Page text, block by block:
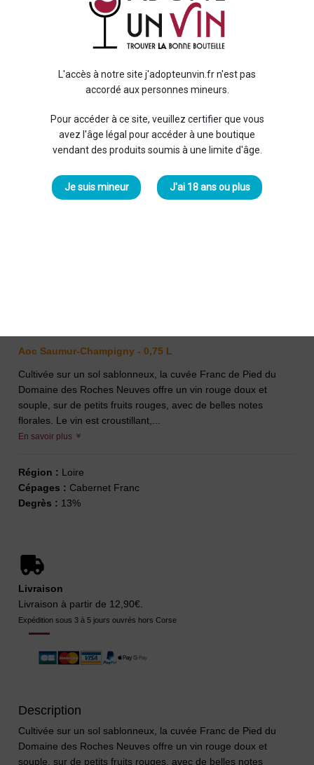
L'accès à notre site j'adopteunvin.fr n'est pas
accordé aux personnes mineurs.
Pour accéder à ce site, veuillez certifier que vous
avez l'âge légal pour accéder à une boutique
vendant des produits soumis à une limite d'âge.
Je suis mineur J'ai 18 ans ou plus
Aoc Saumur-Champigny - 0,75 L
Cultivée sur un sol sablonneux, la cuvée Franc de Pied du
Domaine des Roches Neuves offre un vin rouge doux et
souple, sur de petits fruits rouges, avec de belles notes
florales. Le vin est croustillant,...
En savoir plus
Région : Loire
Cépages : Cabernet Franc
Degrès : 13%
Livraison
Livraison à partir de 12,90€.
Expédition sous 3 à 5 jours ouvrés hors Corse
Description
Cultivée sur un sol sablonneux, la cuvée Franc de Pied du
Domaine des Roches Neuves offre un vin rouge doux et
souple, sur de petits fruits rouges, avec de belles notes